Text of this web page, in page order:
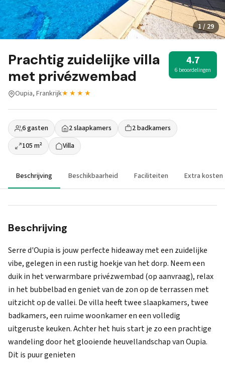
1 / 29
Prachtig zuidelijke villa
met privézwembad
4.7
6 beoordelingen
Oupia, Frankrijk★★★★
6 gasten 2 slaapkamers
2 badkamers
105 m²
Villa
Beschrijving Beschikbaarheid Faciliteiten Extra kosten
Beschrijving
Serre d'Oupia is jouw perfecte hideaway met een zuidelijke
vibe, gelegen in een rustig hoekje van het dorp. Neem een
duik in het verwarmbare privézwembad (op aanvraag), relax
in het bubbelbad en geniet van de zon op de terrassen met
uitzicht op de vallei. De villa heeft twee slaapkamers, twee
badkamers, een ruime woonkamer en een volledig
uitgeruste keuken. Achter het huis start je zo een prachtige
wandeling door het glooiende heuvellandschap van Oupia.
Dit is puur genieten